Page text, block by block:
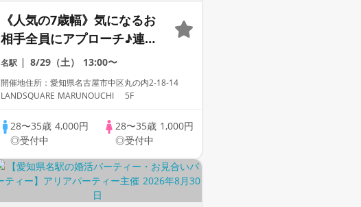
《人気の7歳幅》気になるお
相手全員にアプローチ♪連絡
先交換率70％超！
名駅 8/29（土） 13:00〜
開催地住所：愛知県名古屋市中区丸の内2-18-14
LANDSQUARE MARUNOUCHI 5F
28〜35歳4,000円
◎受付中
28〜35歳 1,000円
◎受付中